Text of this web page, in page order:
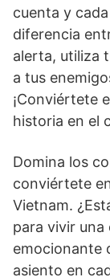
cuenta y
diferencia
alerta, utiliza
a tus
¡Conviértete
historia en el
Domina los
conviértete
Vietnam.
para vivir una
emocionante
asiento en